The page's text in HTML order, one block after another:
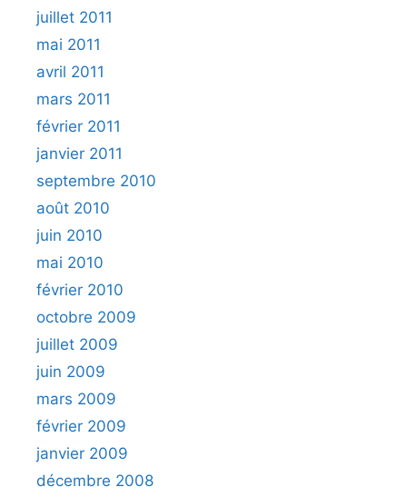
juillet 2011
mai 2011
avril 2011
mars 2011
février 2011
janvier 2011
septembre 2010
août 2010
juin 2010
mai 2010
février 2010
octobre 2009
juillet 2009
juin 2009
mars 2009
février 2009
janvier 2009
décembre 2008